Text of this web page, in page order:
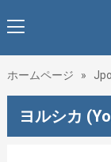
ホームページ »
ヨルシカ